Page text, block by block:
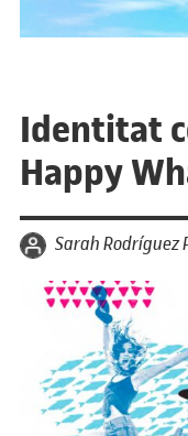
Identitat
Happy
per Sarah Rodríguez